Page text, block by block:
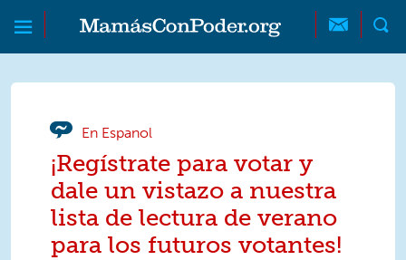
Skip to main content
Skip to main content
MamásConPoder
En Espanol
¡Regístrate para votar y
dale un vistazo a nuestra
lista de lectura de verano
para los futuros votantes!